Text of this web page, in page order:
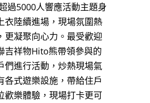
過5000人響應活動主題身
衣陸續進場，現場氛圍熱
更凝聚向心力。最受歡迎
吉祥物Hito熊帶領參與的
們進行活動，炒熱現場氣
各式遊樂設施，帶給住戶
歡樂體驗，現場打卡更可